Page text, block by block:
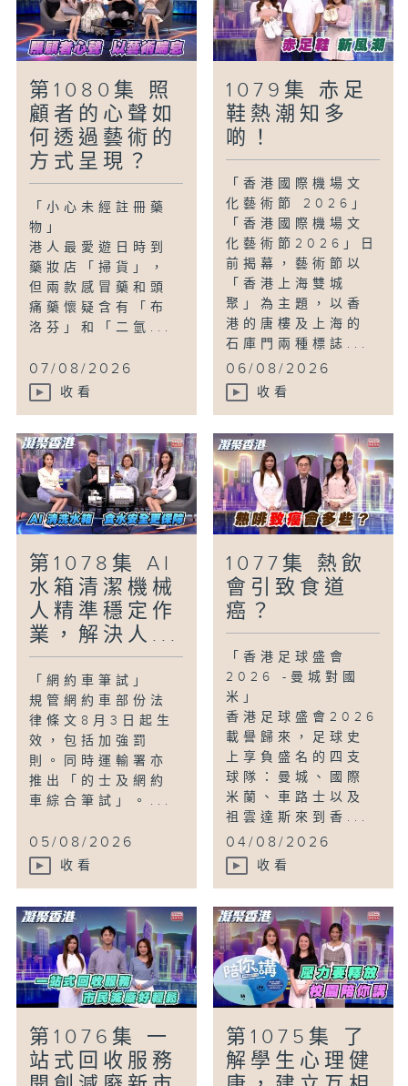
第1080集 照
顧者的心聲如
何透過藝術的
方式呈現？
「小心未經註冊藥
物」
港人最愛遊日時到
藥妝店「掃貨」，
但兩款感冒藥和頭
痛藥懷疑含有「布
洛芬」和「二氫...
07/08/2026
收看
1079集 赤足
鞋熱潮知多
啲！
「香港國際機場文
化藝術節 2026」
「香港國際機場文
化藝術節2026」日
前揭幕，藝術節以
「香港上海雙城
聚」為主題，以香
港的唐樓及上海的
石庫門兩種標誌...
06/08/2026
收看
第1078集 AI
水箱清潔機械
人精準穩定作
業，解決人...
「網約車筆試」
規管網約車部份法
律條文8月3日起生
效，包括加強罰
則。同時運輸署亦
推出「的士及網約
車綜合筆試」。...
05/08/2026
收看
1077集 熱飲
會引致食道
癌？
「香港足球盛會
2026 -曼城對國
米」
香港足球盛會2026
載譽歸來，足球史
上享負盛名的四支
球隊：曼城、國際
米蘭、車路士以及
祖雲達斯來到香...
04/08/2026
收看
第1076集 一
站式回收服務
第1075集 了
解學生心理健